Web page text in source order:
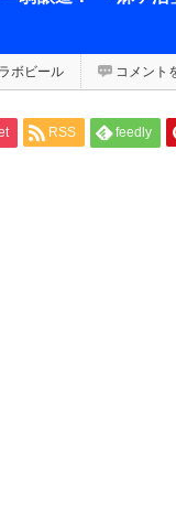
ボビール コメント
RSS feedly